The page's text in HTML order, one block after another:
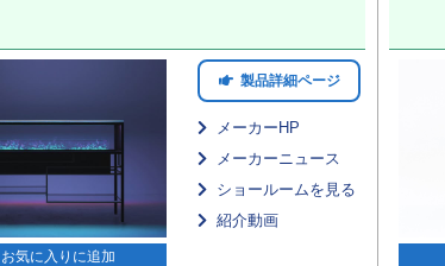
お気に入りに追加
製品詳細ページ
メーカーHP
メーカーニュース
ショールームを見る
紹介動画